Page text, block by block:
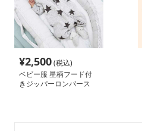
¥2,500(税込)
ベビー服 星柄フード付
きジッパーロンパース